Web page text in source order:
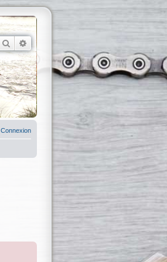
RechercherRecherche avancée
Connexion